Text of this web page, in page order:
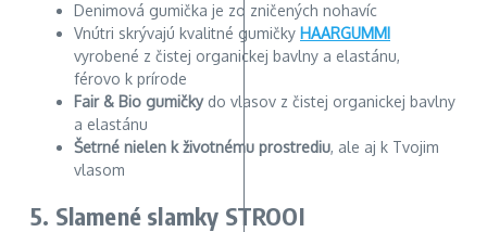
Denimová gumička je zo zničených nohavíc
Vnútri skrývajú kvalitné gumičky HAARGUMMI
vyrobené z čistej organickej bavlny a elastánu,
férovo k prírode
Fair & Bio gumičkydo vlasov z čistej organickej bavlny
a elastánu
Šetrné nielen k životnému prostrediu, ale aj k Tvojim
vlasom
5. Slamené slamky STROOI